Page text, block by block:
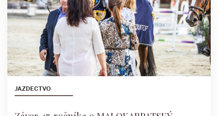
JAZDECTVO